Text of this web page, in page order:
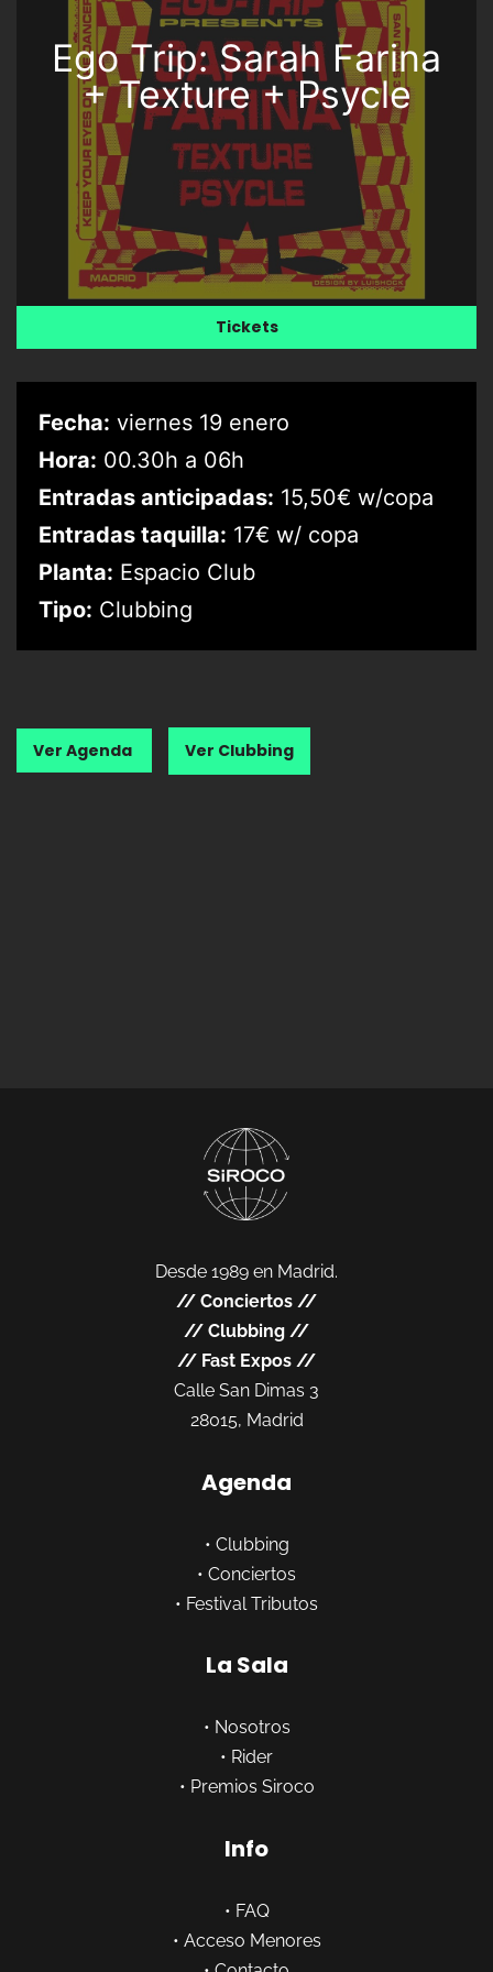
Ego Trip: Sarah Farina
+ Texture + Psycle
Tickets
Fecha: viernes 19 enero
Hora: 00.30h a 06h
Entradas anticipadas: 15,50€ w/copa
Entradas taquilla: 17€ w/ copa
Planta: Espacio Club
Tipo: Clubbing
Ver Agenda Ver Clubbing
Desde 1989 en Madrid.
// Conciertos //
// Clubbing //
// Fast Expos //
Calle San Dimas 3
28015, Madrid
Agenda
• Clubbing
• Conciertos
• Festival Tributos
La Sala
• Nosotros
• Rider
• Premios Siroco
Info
• FAQ
• Acceso Menores